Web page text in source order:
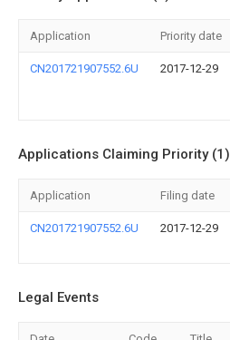
Application Priority date
CN201721907552.6U 2017-12-29
Applications Claiming Priority (1)
Application Filing date
CN201721907552.6U 2017-12-29
Legal Events